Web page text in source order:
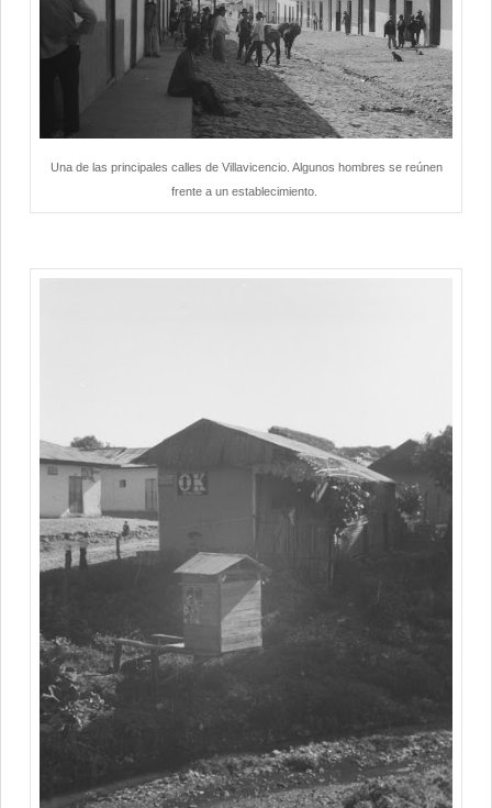
Una de las principales calles de Villavicencio. Algunos hombres se reúnen
frente a un establecimiento.